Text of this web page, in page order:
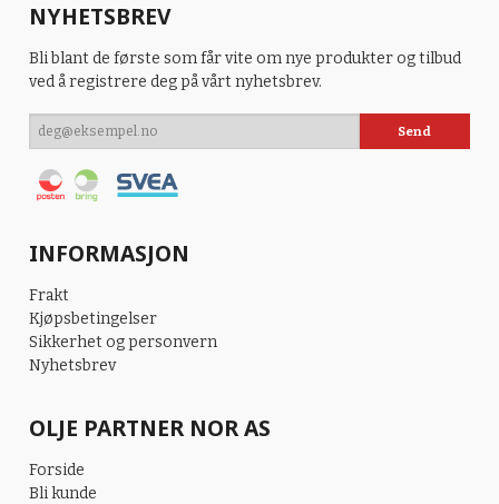
NYHETSBREV
Bli blant de første som får vite om nye produkter og tilbud
ved å registrere deg på vårt nyhetsbrev.
INFORMASJON
Frakt
Kjøpsbetingelser
Sikkerhet og personvern
Nyhetsbrev
OLJE PARTNER NOR AS
Forside
Bli kunde